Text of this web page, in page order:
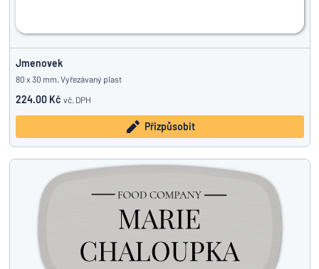
Jmenovek
80 x 30 mm, Vyřezávaný plast
224.00 Kč vč. DPH
Přizpůsobit